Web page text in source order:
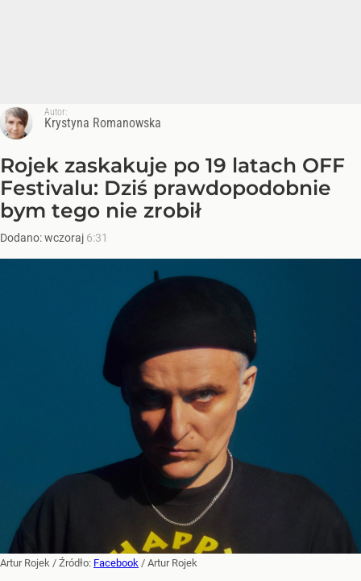
Autor:
Krystyna Romanowska
Rojek zaskakuje po 19 latach OFF
Festivalu: Dziś prawdopodobnie
bym tego nie zrobił
Dodano:wczoraj 6:31
Artur Rojek / Źródło: Facebook / Artur Rojek